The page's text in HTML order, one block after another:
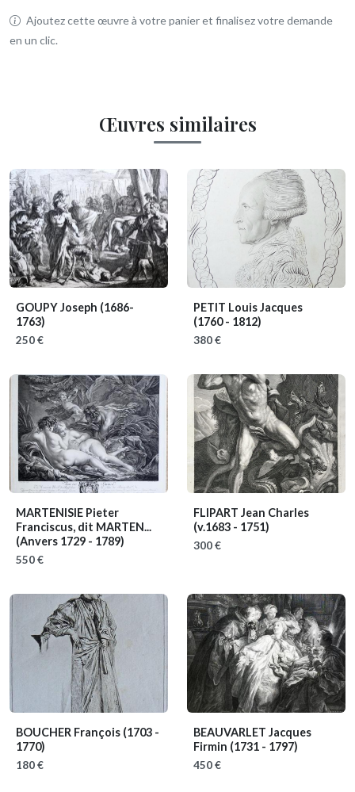
Ajoutez cette œuvre à votre panier et finalisez votre demande
en un clic.
Œuvres similaires
GOUPY Joseph (1686-
1763)
250 €
PETIT Louis Jacques
(1760 - 1812)
380 €
MARTENISIE Pieter
Franciscus, dit MARTEN...
(Anvers 1729 - 1789)
550 €
FLIPART Jean Charles
(v.1683 - 1751)
300 €
BOUCHER François (1703 -
1770)
180 €
BEAUVARLET Jacques
Firmin (1731 - 1797)
450 €